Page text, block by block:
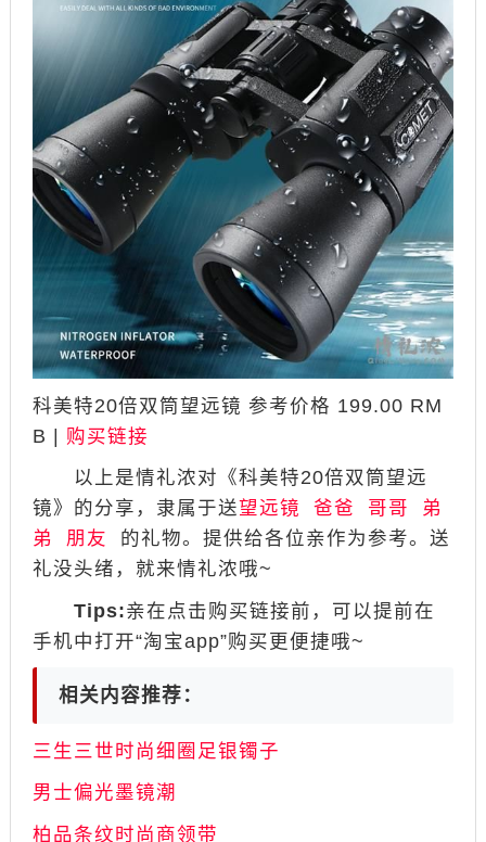
科美特20倍双筒望远镜 参考价格 199.00 RM
B | 购买链接
以上是情礼浓对《科美特20倍双筒望远
镜》的分享，隶属于送望远镜 爸爸 哥哥
弟
弟
朋友 的礼物。提供给各位亲作为参考。送
礼没头绪，就来情礼浓哦~
Tips:亲在点击购买链接前，可以提前在
手机中打开“淘宝app”购买更便捷哦~
相关内容推荐：
三生三世时尚细圈足银镯子
男士偏光墨镜潮
柏品条纹时尚商领带